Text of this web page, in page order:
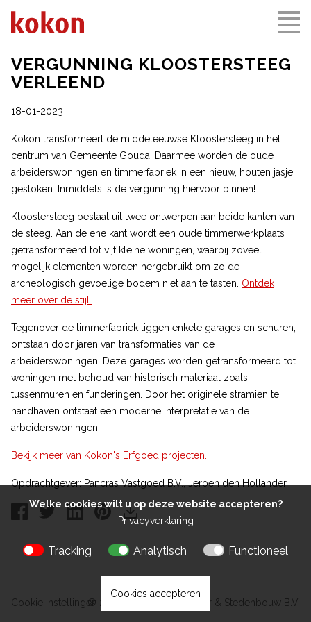
Welke cookies wilt u op deze website accepteren?
Privacyverklaring
Tracking Analytisch Functioneel
Cookies accepteren
VERGUNNING KLOOSTERSTEEG
VERLEEND
18-01-2023
Kokon transformeert de middeleeuwse Kloostersteeg in het
centrum van Gemeente Gouda. Daarmee worden de oude
arbeiderswoningen en timmerfabriek in een nieuw, houten jasje
gestoken. Inmiddels is de vergunning hiervoor binnen!
Kloostersteeg bestaat uit twee ontwerpen aan beide kanten van
de steeg. Aan de ene kant wordt een oude timmerwerkplaats
getransformeerd tot vijf kleine woningen, waarbij zoveel
mogelijk elementen worden hergebruikt om zo de
archeologisch gevoelige bodem niet aan te tasten. Ontdek
meer over de stijl.
Tegenover de timmerfabriek liggen enkele garages en schuren,
ontstaan door jaren van transformaties van de
arbeiderswoningen. Deze garages worden getransformeerd tot
woningen met behoud van historisch materiaal zoals
tussenmuren en funderingen. Door het originele stramien te
handhaven ontstaat een moderne interpretatie van de
arbeiderswoningen.
Bekijk meer van Kokon's Erfgoed projecten.
Opdrachtgever: Pancras Vastgoed B.V., Jeroen den Hollander
Cookie instellingen© 2026 Kokon Architectuur & Stedenbouw B.V.